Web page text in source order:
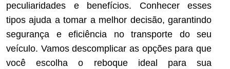
peculiaridades e benefícios. Conhecer esses
tipos ajuda a tomar a melhor decisão, garantindo
segurança e eficiência no transporte do seu
veículo. Vamos descomplicar as opções para que
você escolha o reboque ideal para sua